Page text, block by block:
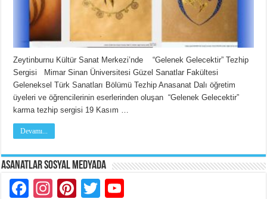
Zeytinburnu Kültür Sanat Merkezi’nde “Gelenek Gelecektir” Tezhip
Sergisi Mimar Sinan Üniversitesi Güzel Sanatlar Fakültesi
Geleneksel Türk Sanatları Bölümü Tezhip Anasanat Dalı öğretim
üyeleri ve öğrencilerinin eserlerinden oluşan “Gelenek Gelecektir”
karma tezhip sergisi 19 Kasım …
Devamı...
Asanatlar Sosyal Medyada
Facebook
Instagram
Pinterest
Twitter